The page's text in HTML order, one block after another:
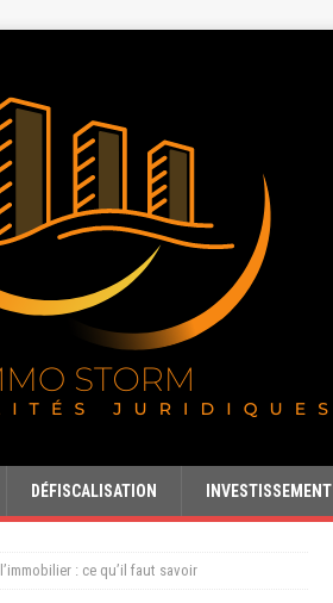
DÉFISCALISATION INVESTISSEMENT
: ce qu’il faut savoir